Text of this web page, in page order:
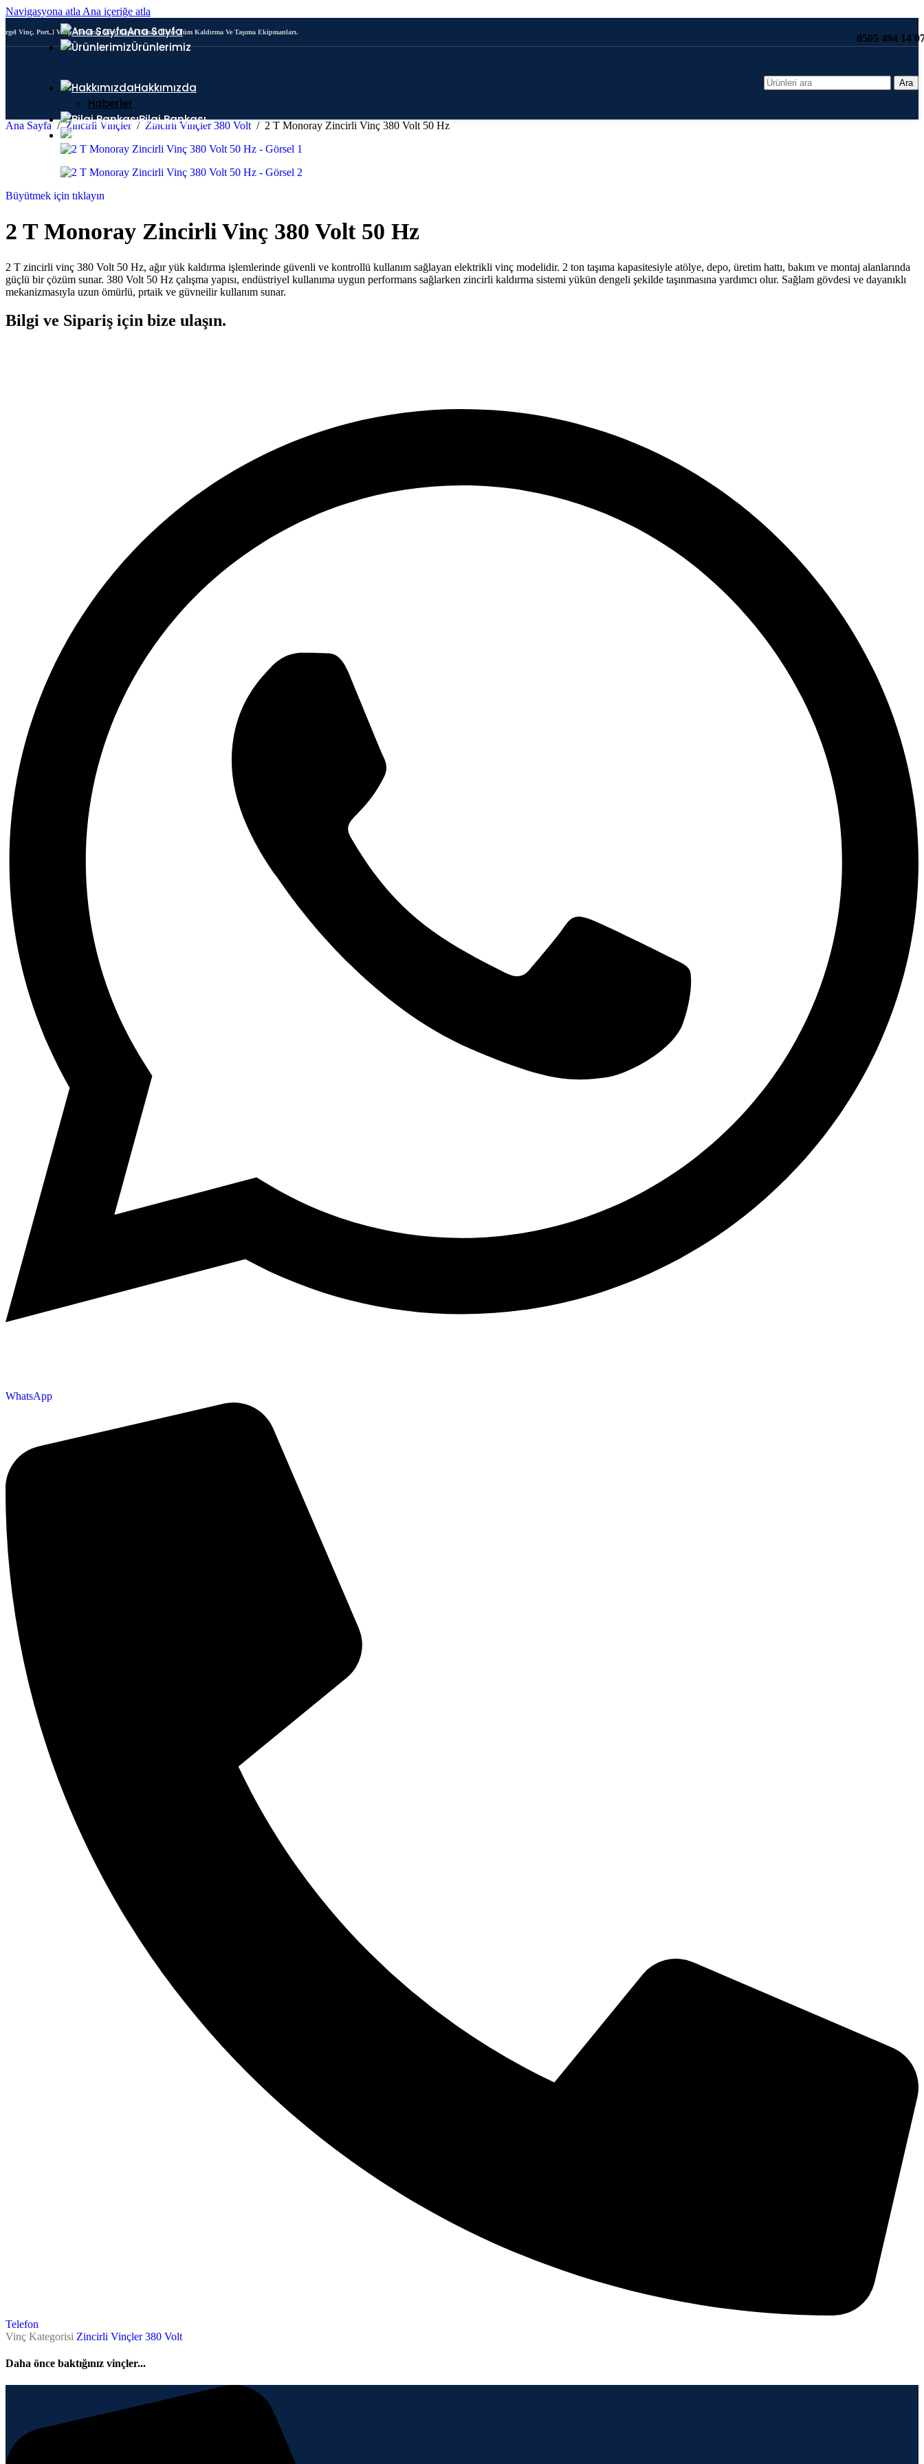
Navigasyona atla Ana içeriğe atla
Vinç, Portal Vinç, Monoray Vinç Başta Olmak Üzere Tüm Kaldırma Ve Taşıma Ekipmanları. 0505 494 14
Ana Sayfa
Ürünlerimiz
Hakkımızda
Haberler
Bilgi Bankası
İletişim
Ara
Ana Sayfa / Zincirli Vinçler / Zincirli Vinçler 380 Volt / 2 T Monoray Zincirli Vinç 380 Volt 50 Hz
Büyütmek için tıklayın
2 T Monoray Zincirli Vinç 380 Volt 50 Hz
2 T zincirli vinç 380 Volt 50 Hz, ağır yük kaldırma işlemlerinde güvenli ve kontrollü kullanım sağlayan elektrikli vinç modelidir. 2 ton taşıma kapasitesiyle atölye, depo, üretim hattı, bakım ve montaj alanlarında
güçlü bir çözüm sunar. 380 Volt 50 Hz çalışma yapısı, endüstriyel kullanıma uygun performans sağlarken zincirli kaldırma sistemi yükün dengeli şekilde taşınmasına yardımcı olur. Sağlam gövdesi ve dayanıklı
mekanizmasıyla uzun ömürlü, prtaik ve güvneilir kullanım sunar.
Bilgi ve Sipariş için bize ulaşın.
WhatsApp
Telefon
Vinç Kategorisi Zincirli Vinçler 380 Volt
Daha önce baktığınız vinçler...